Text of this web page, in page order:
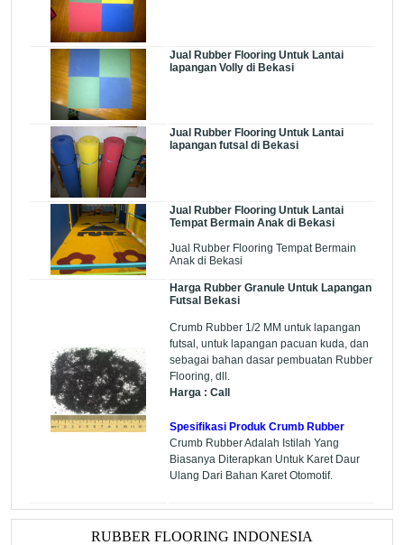
Jual Rubber Flooring Untuk Lantai
lapangan Volly di Bekasi
Jual Rubber Flooring Untuk Lantai
lapangan futsal di Bekasi
Jual Rubber Flooring Untuk Lantai
Tempat Bermain Anak di Bekasi
Jual Rubber Flooring Tempat Bermain
Anak di Bekasi
Harga Rubber Granule Untuk Lapangan
Futsal Bekasi
Crumb Rubber 1/2 MM untuk lapangan
futsal, untuk lapangan pacuan kuda, dan
sebagai bahan dasar pembuatan Rubber
Flooring, dll.
Harga : Call
Spesifikasi Produk Crumb Rubber
Crumb Rubber Adalah Istilah Yang
Biasanya Diterapkan Untuk Karet Daur
Ulang Dari Bahan Karet Otomotif.
RUBBER FLOORING INDONESIA